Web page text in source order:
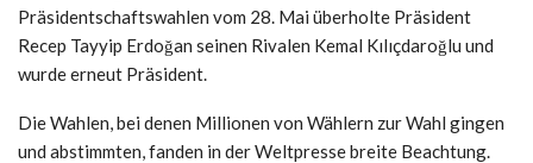
Präsidentschaftswahlen vom 28. Mai überholte Präsident
Recep Tayyip Erdoğan seinen Rivalen Kemal Kılıçdaroğlu und
wurde erneut Präsident.
Die Wahlen, bei denen Millionen von Wählern zur Wahl gingen
und abstimmten, fanden in der Weltpresse breite Beachtung.